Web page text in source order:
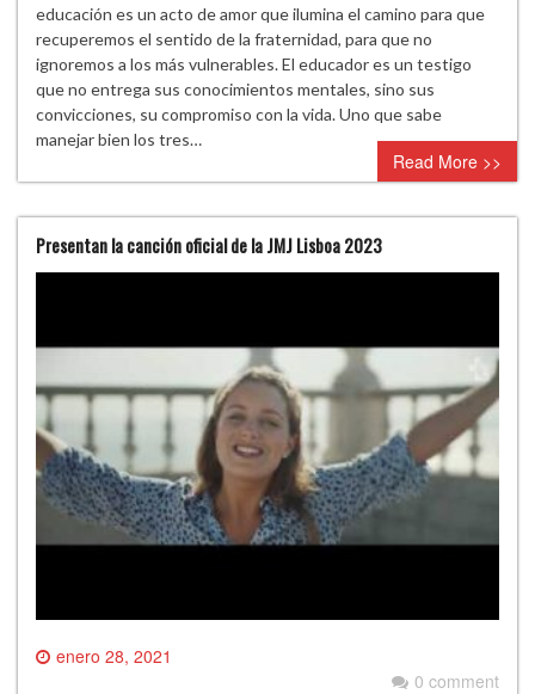
educación es un acto de amor que ilumina el camino para que
recuperemos el sentido de la fraternidad, para que no
ignoremos a los más vulnerables. El educador es un testigo
que no entrega sus conocimientos mentales, sino sus
convicciones, su compromiso con la vida. Uno que sabe
manejar bien los tres…
Read More >>
Presentan la canción oficial de la JMJ Lisboa 2023
enero 28, 2021
0 comment